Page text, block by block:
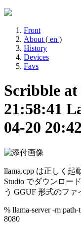
Front
About ( en )
History
Devices
Favs
Scribble at
21:58:41
04-20
llama.cpp は正しく
Studio でダウンロー
う GGUF 形式のファ
% llama-server -m
8080